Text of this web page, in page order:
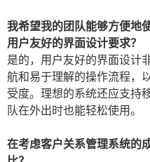
我希望我的团队能够方便地
用户友好的界面设计要求？
是的，用户友好的界面设计
航和易于理解的操作流程，
受度。理想的系统还应支持
队在外出时也能轻松使用。
在考虑客户关系管理系统的